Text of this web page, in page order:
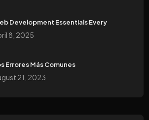
Development Essentials Every
8, 2025
Errores Más Comunes
21, 2023